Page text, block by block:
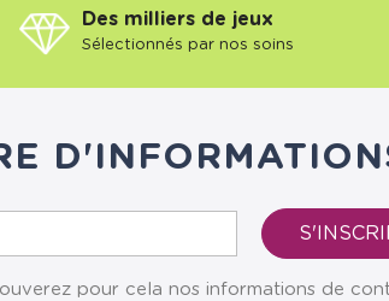
Des milliers de jeux
Sélectionnés par nos soins
pour cela nos informations de